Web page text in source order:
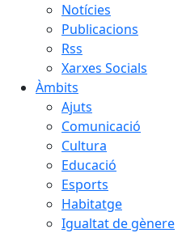
Notícies
Publicacions
Rss
Xarxes Socials
Àmbits
Ajuts
Comunicació
Cultura
Educació
Esports
Habitatge
Igualtat de gènere